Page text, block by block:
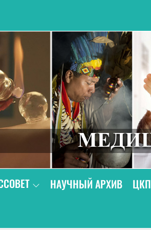
НАУЧНЫЙ АРХИВ ЦКП